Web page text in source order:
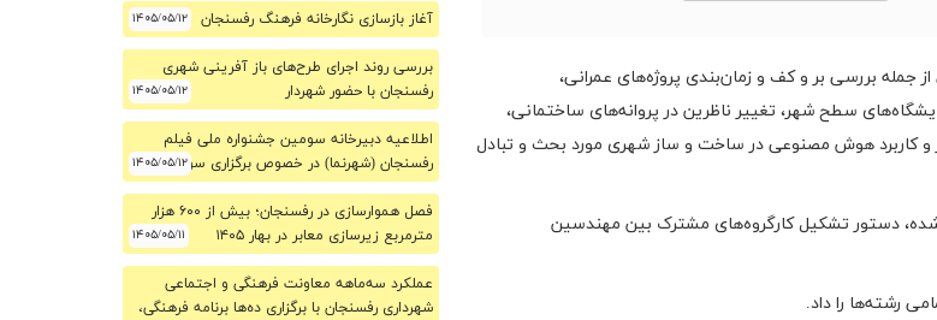
جمله بررسی بر و کف و زمان‌بندی پروژه‌های عمرانی،
سطح شهر، تغییر ناظرین در پروانه‌های ساختمانی،
کاربرد هوش مصنوعی در ساخت و ساز شهری مورد بحث و تبادل
دستور تشکیل کارگروه‌های مشترک بین مهندسین
رشته‌ها را داد.
آغاز بازسازی نگارخانه فرهنگ رفسنجان ۱۴۰۵/۰۵/۱۲
بررسی روند اجرای طرح‌های باز آفرینی شهری
رفسنجان با حضور شهردار
۱۴۰۵/۰۵/۱۲
اطلاعیه دبیرخانه سومین جشنواره ملی فیلم
رفسنجان (شهرنما) در خصوص برگزاری سومین دوره
۱۴۰۵/۰۵/۱۲
فصل هموارسازی در رفسنجان؛ بیش از ۶۰۰ هزار
مترمربع زیرسازی معابر در بهار ۱۴۰۵
۱۴۰۵/۰۵/۱۱
عملکرد سه‌ماهه معاونت فرهنگی و اجتماعی
شهرداری رفسنجان با برگزاری ده‌ها برنامه فرهنگی،